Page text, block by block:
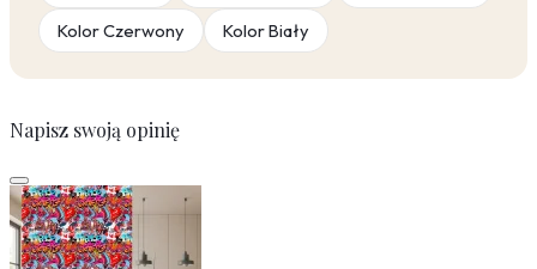
Kolor Czerwony
Kolor Biały
Napisz swoją opinię